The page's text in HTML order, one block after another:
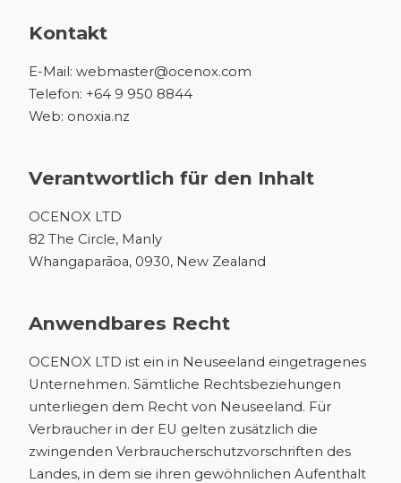
Kontakt
E-Mail: webmaster@ocenox.com
Telefon: +64 9 950 8844
Web: onoxia.nz
Verantwortlich für den Inhalt
OCENOX LTD
82 The Circle, Manly
Whangaparāoa, 0930, New Zealand
Anwendbares Recht
OCENOX LTD ist ein in Neuseeland eingetragenes
Unternehmen. Sämtliche Rechtsbeziehungen
unterliegen dem Recht von Neuseeland. Für
Verbraucher in der EU gelten zusätzlich die
zwingenden Verbraucherschutzvorschriften des
Landes, in dem sie ihren gewöhnlichen Aufenthalt